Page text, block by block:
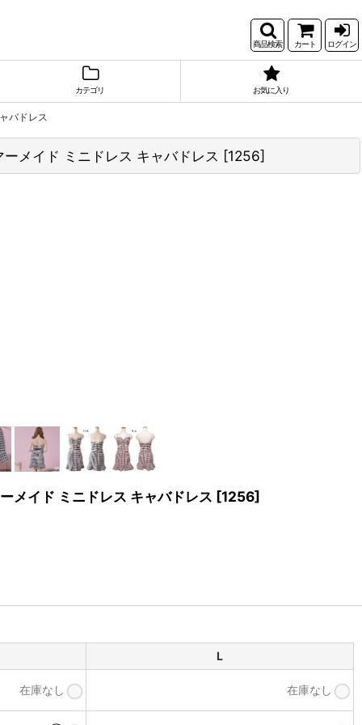
商品検索 カート ログイン
カテゴリ お気に入り
バドレス
メイド ミニドレス キャバドレス [1256]
メイド ミニドレス キャバドレス [1256]
L
在庫なし 在庫なし